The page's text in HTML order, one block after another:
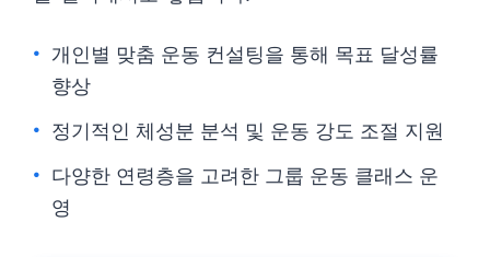
개인별 맞춤 운동 컨설팅을 통해 목표 달성률
향상
정기적인 체성분 분석 및 운동 강도 조절 지원
다양한 연령층을 고려한 그룹 운동 클래스 운
영